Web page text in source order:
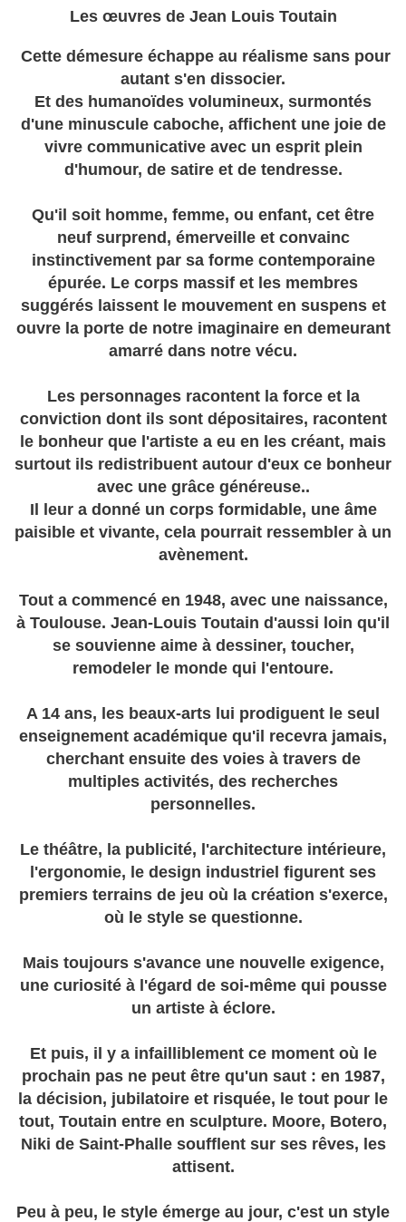
Les œuvresde Jean Louis Toutain
Cette démesure échappe au réalisme sans pour
autant s'en dissocier.
Et des humanoïdes volumineux, surmontés
d'une minuscule caboche, affichent une joie de
vivre communicative avec un esprit plein
d'humour, de satire et de tendresse.
Qu'il soit homme, femme, ou enfant, cet être
neuf surprend, émerveille et convainc
instinctivement par sa forme contemporaine
épurée. Le corps massif et les membres
suggérés laissent le mouvement en suspens et
ouvre la porte de notre imaginaire en demeurant
amarré dans notre vécu.
Les personnages racontent la force et la
conviction dont ils sont dépositaires, racontent
le bonheur que l'artiste a eu en les créant, mais
surtout ils redistribuent autour d'eux ce bonheur
avec une grâce généreuse..
Il leur a donné un corps formidable, une âme
paisible et vivante, cela pourrait ressembler à un
avènement.
Tout a commencé en 1948, avec une naissance,
à Toulouse. Jean-Louis Toutain d'aussi loin qu'il
se souvienne aime à dessiner, toucher,
remodeler le monde qui l'entoure.
A 14 ans, les beaux-arts lui prodiguent le seul
enseignement académique qu'il recevra jamais,
cherchant ensuite des voies à travers de
multiples activités, des recherches
personnelles.
Le théâtre, la publicité, l'architecture intérieure,
l'ergonomie, le design industriel figurent ses
premiers terrains de jeu où la création s'exerce,
où le style se questionne.
Mais toujours s'avance une nouvelle exigence,
une curiosité à l'égard de soi-même qui pousse
un artiste à éclore.
Et puis, il y a infailliblement ce moment où le
prochain pas ne peut être qu'un saut : en 1987,
la décision, jubilatoire et risquée, le tout pour le
tout, Toutain entre en sculpture. Moore, Botero,
Niki de Saint-Phalle soufflent sur ses rêves, les
attisent.
Peu à peu, le style émerge au jour, c'est un style